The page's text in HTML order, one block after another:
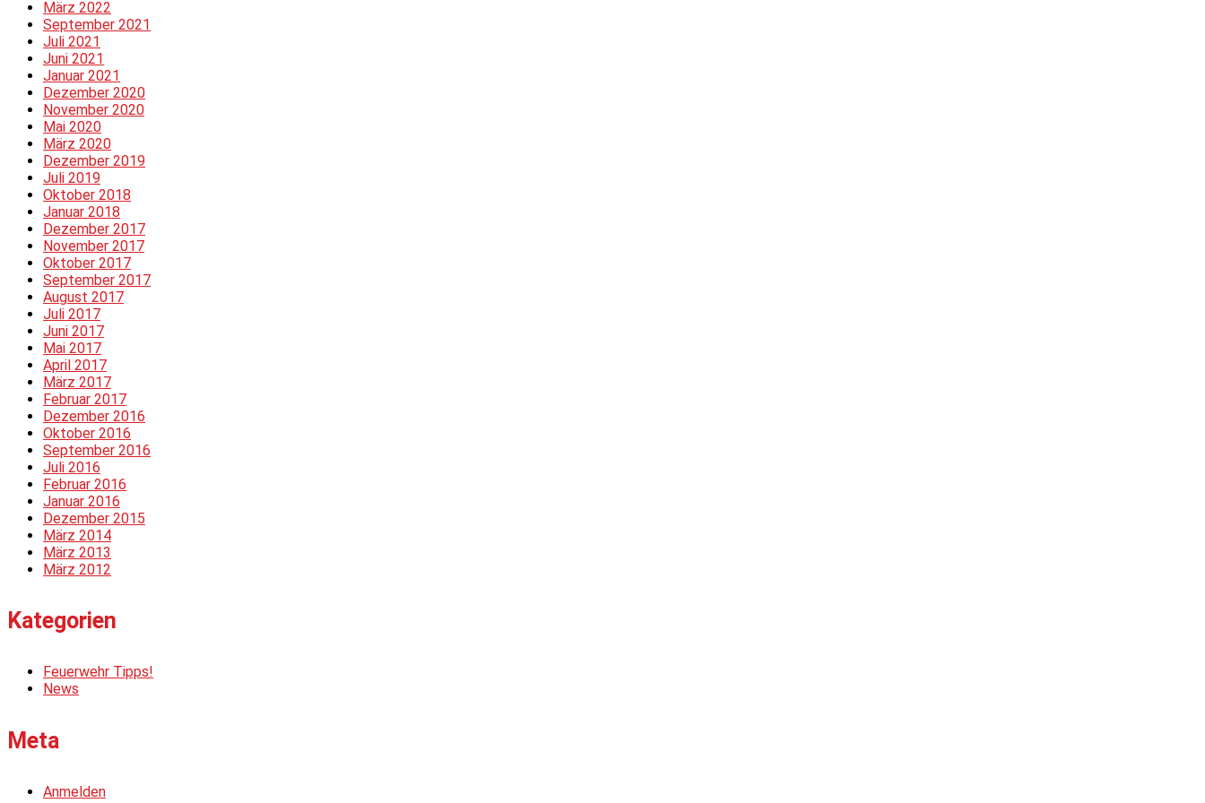
März 2022
September 2021
Juli 2021
Juni 2021
Januar 2021
Dezember 2020
November 2020
Mai 2020
März 2020
Dezember 2019
Juli 2019
Oktober 2018
Januar 2018
Dezember 2017
November 2017
Oktober 2017
September 2017
August 2017
Juli 2017
Juni 2017
Mai 2017
April 2017
März 2017
Februar 2017
Dezember 2016
Oktober 2016
September 2016
Juli 2016
Februar 2016
Januar 2016
Dezember 2015
März 2014
März 2013
März 2012
Kategorien
Feuerwehr Tipps!
News
Meta
Anmelden